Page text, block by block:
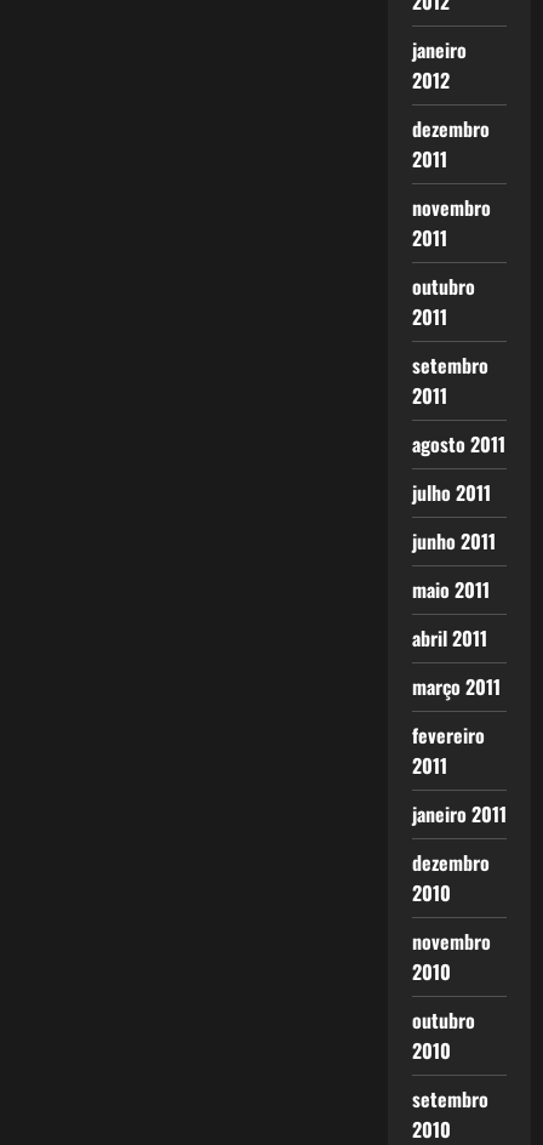
janeiro
2012
dezembro
2011
novembro
2011
outubro
2011
setembro
2011
agosto 2011
julho 2011
junho 2011
maio 2011
abril 2011
março 2011
fevereiro
2011
janeiro 2011
dezembro
2010
novembro
2010
outubro
2010
setembro
2010